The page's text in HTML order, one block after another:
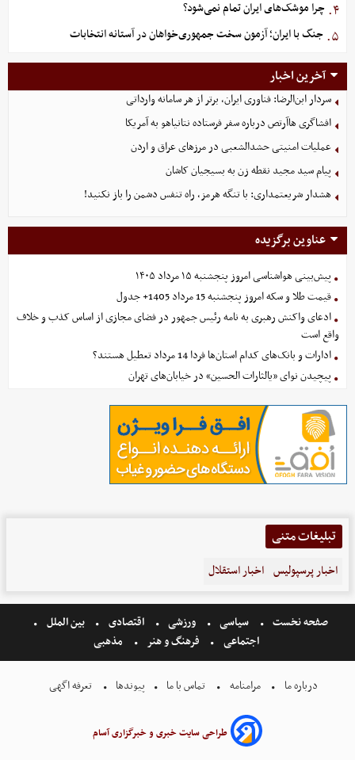
۴. چرا موشک‌های ایران تمام نمی‌شود؟
۵. جنگ با ایران؛ آزمون سخت جمهوری‌خواهان در آستانه انتخابات
آخرین اخبار
سردار ابن‌الرضا: فناوری ایران، برتر از هر سامانه وارداتی
افشاگری هاآرتص درباره سفر فرستاده نتانیاهو به آمریکا
عملیات امنیتی حشدالشعبی در مرزهای عراق و اردن
پیام سید مجید نقطه زن به بسیجیان کاشان
هشدار شریعتمداری: با تنگه هرمز، راه تنفس دشمن را باز نکنید!
عناوین برگزیده
پیش‌بینی هواشناسی امروز پنجشنبه ۱۵ مرداد ۱۴۰۵
قیمت طلا و سکه امروز پنجشنبه 15 مرداد 1405+ جدول
ادعای واکنش رهبری به نامه رئیس جمهور در فضای مجازی از اساس کذب و خلاف
واقع است
ادارات و بانک‌های کدام استان‌ها فردا 14 مرداد تعطیل هستند؟
پیچیدن نوای «یالثارات الحسین» در خیابان‌های تهران
تبلیغات متنی
اخبار پرسپولیس اخبار استقلال
صفحه نخست سیاسی ورزشی اقتصادی
بین الملل
اجتماعی
فرهنگ و هنر مذهبی
درباره ما مرامنامه تماس با ما پیوندها تعرفه اگهی
طراحی سایت خبری و خبرگزاری آسام